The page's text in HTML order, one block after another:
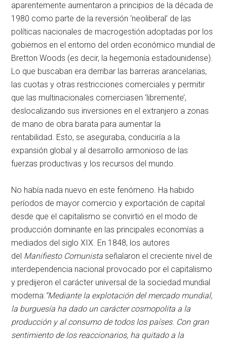
aparentemente aumentaron a principios de la década de
1980 como parte de la reversión ‘neoliberal’ de las
políticas nacionales de macrogestión adoptadas por los
gobiernos en el entorno del orden económico mundial de
Bretton Woods (es decir, la hegemonía estadounidense).
Lo que buscaban era derribar las barreras arancelarias,
las cuotas y otras restricciones comerciales y permitir
que las multinacionales comerciasen ‘libremente’,
deslocalizando sus inversiones en el extranjero a zonas
de mano de obra barata para aumentar la
rentabilidad. Esto, se aseguraba, conduciría a la
expansión global y al desarrollo armonioso de las
fuerzas productivas y los recursos del mundo.
No había nada nuevo en este fenómeno. Ha habido
períodos de mayor comercio y exportación de capital
desde que el capitalismo se convirtió en el modo de
producción dominante en las principales economías a
mediados del siglo XIX. En 1848, los autores
del Manifiesto Comunista señalaron el creciente nivel de
interdependencia nacional provocado por el capitalismo
y predijeron el carácter universal de la sociedad mundial
moderna:“Mediante la explotación del mercado mundial,
la burguesía ha dado un carácter cosmopolita a la
producción y al consumo de todos los países. Con gran
sentimiento de los reaccionarios, ha quitado a la